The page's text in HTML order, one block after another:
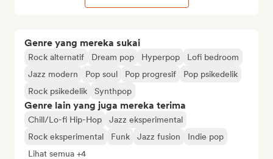
Genre yang mereka sukai
Rock alternatif Dream pop Hyperpop
Lofi bedroom
Jazz modern
Pop soul Pop progresif
Pop psikedelik
Rock psikedelik
Synthpop
Genre lain yang juga mereka terima
Chill/Lo-fi Hip-Hop
Jazz eksperimental
Rock eksperimental
Funk Jazz fusion
Indie pop
Lihat semua +4